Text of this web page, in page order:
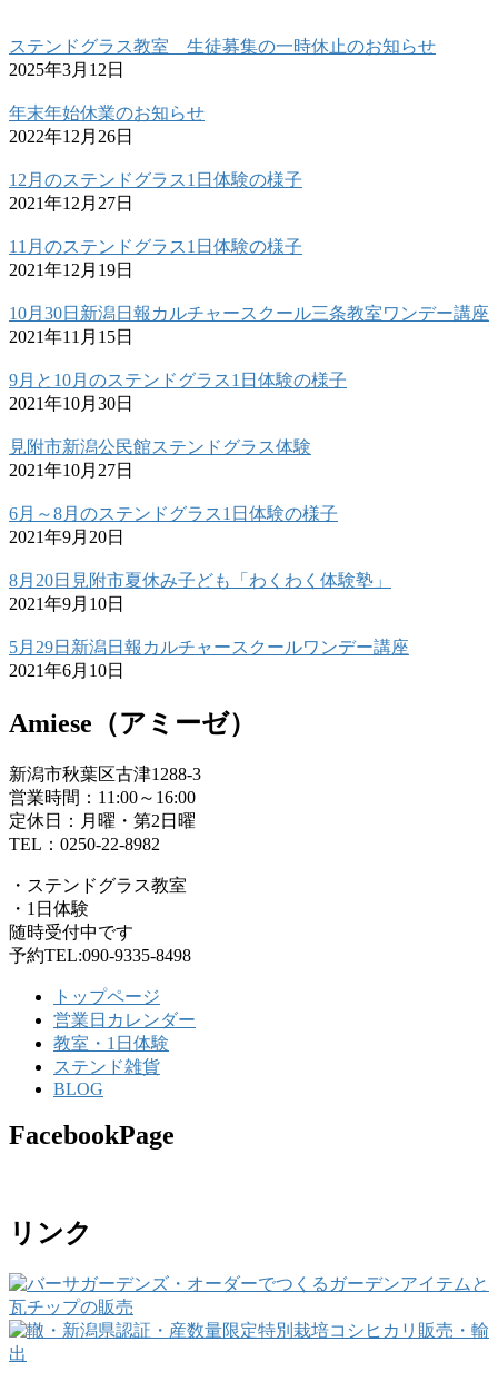
ステンドグラス教室 生徒募集の一時休止のお知らせ
2025年3月12日
年末年始休業のお知らせ
2022年12月26日
12月のステンドグラス1日体験の様子
2021年12月27日
11月のステンドグラス1日体験の様子
2021年12月19日
10月30日新潟日報カルチャースクール三条教室ワンデー講座
2021年11月15日
9月と10月のステンドグラス1日体験の様子
2021年10月30日
見附市新潟公民館ステンドグラス体験
2021年10月27日
6月～8月のステンドグラス1日体験の様子
2021年9月20日
8月20日見附市夏休み子ども「わくわく体験塾」
2021年9月10日
5月29日新潟日報カルチャースクールワンデー講座
2021年6月10日
Amiese（アミーゼ）
新潟市秋葉区古津1288-3
営業時間：11:00～16:00
定休日：月曜・第2日曜
TEL：0250-22-8982
・ステンドグラス教室
・1日体験
随時受付中です
予約TEL:090-9335-8498
トップページ
営業日カレンダー
教室・1日体験
ステンド雑貨
BLOG
FacebookPage
リンク